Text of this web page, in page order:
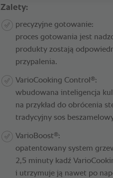
Zalety:
precyzyjne gotowanie:
proces gotowania jest
produkty zostają
przypalenia.
VarioCooking Control ®:
wbudowana inteligencja
na przykład do obrócenia
tradycyjny sos
VarioBoost®:
opatentowany system
2,5 minuty kadź
i utrzymuje ją nawet po